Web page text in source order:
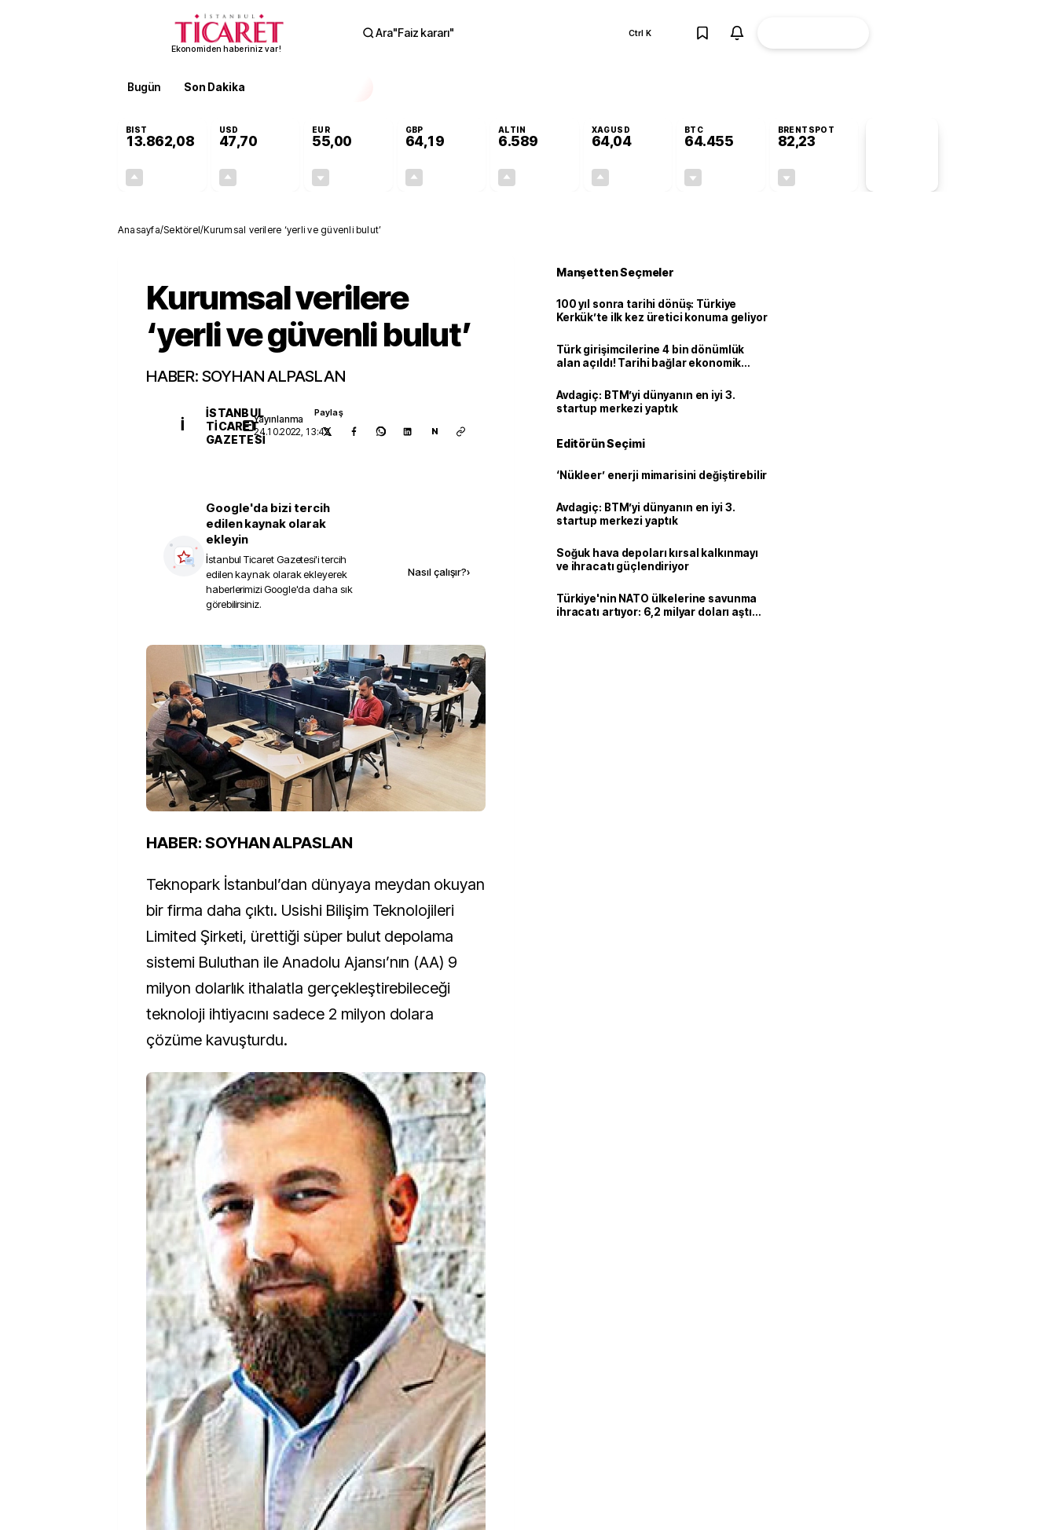
Ekonomiden haberiniz var!
Ara"Faiz kararı" Ctrl K
Bugün Son Dakika
BIST
13.862,08
USD
47,70
EUR
55,00
GBP
64,19
ALTIN
6.589
XAGUSD
64,04
BTC
64.455
BRENTSPOT
82,23
Anasayfa/Sektörel/Kurumsal verilere ‘yerli ve güvenli bulut’
Kurumsal verilere
‘yerli ve güvenli bulut’
HABER: SOYHAN ALPASLAN
İ
İSTANBUL
TICARET
GAZETESI
Yayınlanma
24.10.2022, 13:42
Paylaş
N
Google'da bizi tercih
edilen kaynak olarak
ekleyin
İstanbul Ticaret Gazetesi'i tercih
edilen kaynak olarak ekleyerek
haberlerimizi Google'da daha sık
görebilirsiniz.
Nasıl çalışır?›
HABER: SOYHAN ALPASLAN
Teknopark İstanbul’dan dünyaya meydan okuyan
bir firma daha çıktı. Usishi Bilişim Teknolojileri
Limited Şirketi, ürettiği süper bulut depolama
sistemi Buluthan ile Anadolu Ajansı’nın (AA) 9
milyon dolarlık ithalatla gerçekleştirebileceği
teknoloji ihtiyacını sadece 2 milyon dolara
çözüme kavuşturdu.
Manşetten Seçmeler
100 yıl sonra tarihi dönüş: Türkiye
Kerkük’te ilk kez üretici konuma geliyor
Türk girişimcilerine 4 bin dönümlük
alan açıldı! Tarihi bağlar ekonomik
Avdagiç: BTM’yi dünyanın en iyi 3.
startup merkezi yaptık
Editörün Seçimi
‘Nükleer’ enerji mimarisini değiştirebilir
Avdagiç: BTM’yi dünyanın en iyi 3.
startup merkezi yaptık
Soğuk hava depoları kırsal kalkınmayı
ve ihracatı güçlendiriyor
Türkiye'nin NATO ülkelerine savunma
ihracatı artıyor: 6,2 milyar doları aştı